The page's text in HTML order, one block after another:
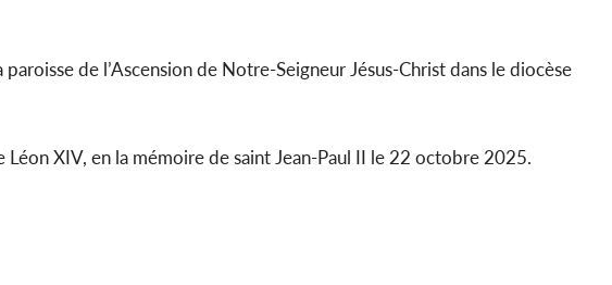
de l’Ascension de Notre-Seigneur Jésus-Christ dans le diocèse
Léon XIV, en la mémoire de saint Jean-Paul II le 22 octobre 2025.